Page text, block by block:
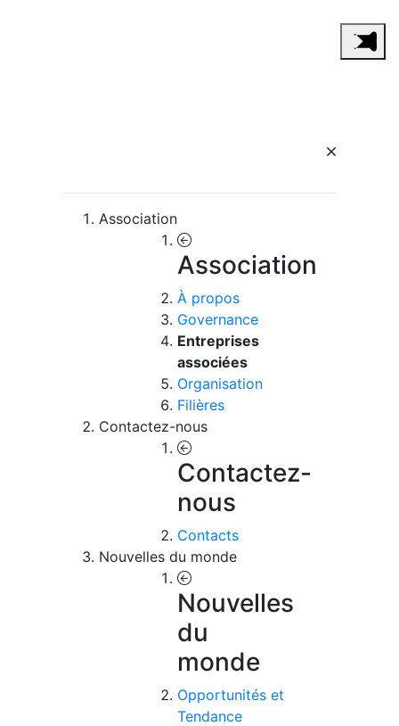
Association
Association
À propos
Governance
Entreprises
associées
Organisation
Filières
Contactez-nous
Contactez-
nous
Contacts
Nouvelles du monde
Nouvelles
du
monde
Opportunités et
Tendance